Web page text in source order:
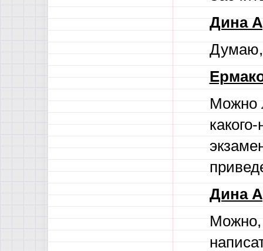
Дина
Думаю,
Можно
Дина
Можно,